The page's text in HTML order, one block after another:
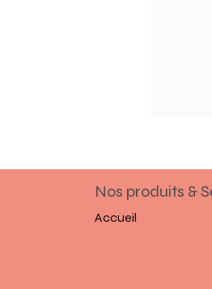
Nos produits &
Accueil